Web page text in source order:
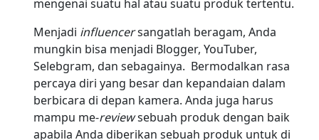
mengenai suatu hal atau suatu produk tertentu.
Menjadi influencersangatlah beragam, Anda
mungkin bisa menjadi Blogger, YouTuber,
Selebgram, dan sebagainya. Bermodalkan rasa
percaya diri yang besar dan kepandaian dalam
berbicara di depan kamera. Anda juga harus
mampu me-reviewsebuah produk dengan baik
apabila Anda diberikan sebuah produk untuk di